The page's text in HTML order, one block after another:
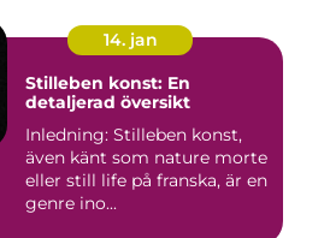
14. jan
Stilleben konst: En
detaljerad översikt
Inledning: Stilleben konst,
även känt som nature morte
eller still life på franska, är en
genre ino...